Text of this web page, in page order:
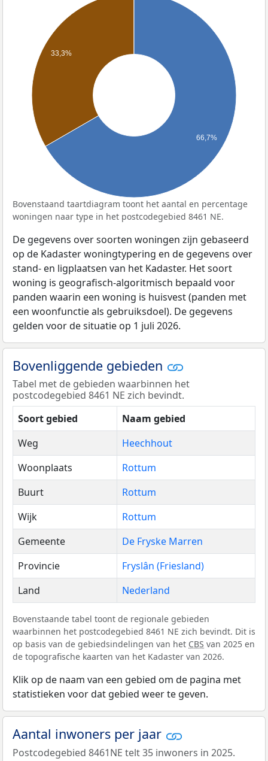
33,3%
66,7%
Bovenstaand taartdiagram toont het aantal en percentage
woningen naar type in het postcodegebied 8461 NE.
De gegevens over soorten woningen zijn gebaseerd
op de Kadaster woningtypering en de gegevens over
stand- en ligplaatsen van het Kadaster. Het soort
woning is geografisch-algoritmisch bepaald voor
panden waarin een woning is huisvest (panden met
een woonfunctie als gebruiksdoel). De gegevens
gelden voor de situatie op 1 juli 2026.
Bovenliggende gebieden
Tabel met de gebieden waarbinnen het
postcodegebied 8461 NE zich bevindt.
Soort gebied
Naam gebied
Weg
Heechhout
Woonplaats
Rottum
Buurt
Rottum
Wijk
Rottum
Gemeente
De Fryske Marren
Provincie
Fryslân (Friesland)
Land
Nederland
Bovenstaande tabel toont de regionale gebieden
waarbinnen het postcodegebied 8461 NE zich bevindt. Dit is
op basis van de gebiedsindelingen van het CBS van 2025 en
de topografische kaarten van het Kadaster van 2026.
Klik op de naam van een gebied om de pagina met
statistieken voor dat gebied weer te geven.
Aantal inwoners per jaar
Postcodegebied 8461NE telt 35 inwoners in 2025.